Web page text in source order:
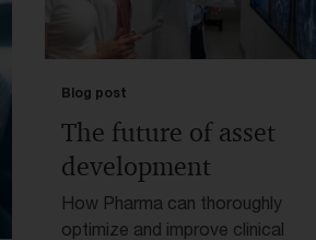
Blog post
The future of asset
development
How Pharma can thoroughly
optimize and improve clinical